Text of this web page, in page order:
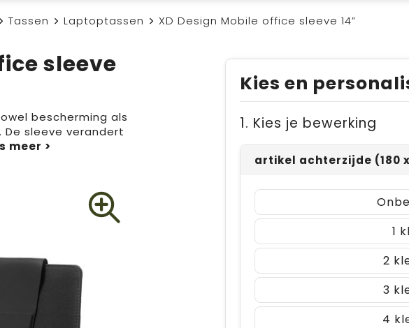
Tassen Laptoptassen XD Design Mobile office sleeve 14”
sleeve
bescherming als
sleeve verandert
Kies en
1. Kies je bewerking
artikel achterzijde (180
1
2
3
4